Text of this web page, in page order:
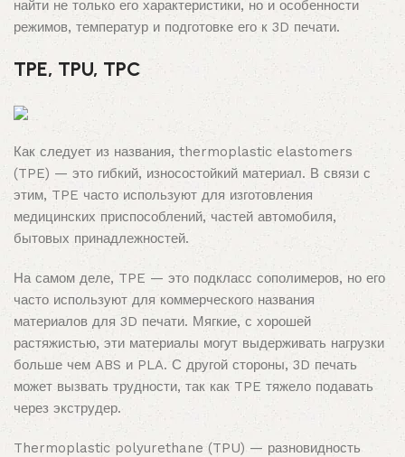
найти не только его характеристики, но и особенности
режимов, температур и подготовке его к 3D печати.
TPE, TPU, TPC
Как следует из названия, thermoplastic elastomers
(TPE) — это гибкий, износостойкий материал. В связи с
этим, TPE часто используют для изготовления
медицинских приспособлений, частей автомобиля,
бытовых принадлежностей.
На самом деле, TPE — это подкласс сополимеров, но его
часто используют для коммерческого названия
материалов для 3D печати. Мягкие, с хорошей
растяжистью, эти материалы могут выдерживать нагрузки
больше чем ABS и PLA. С другой стороны, 3D печать
может вызвать трудности, так как TPE тяжело подавать
через экструдер.
Thermoplastic polyurethane (TPU) — разновидность